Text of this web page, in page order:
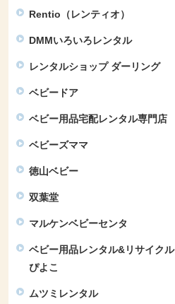
Rentio（レンティオ）
DMMいろいろレンタル
レンタルショップ ダーリング
ベビードア
ベビー用品宅配レンタル専門店
ベビーズママ
徳山ベビー
双葉堂
マルケンベビーセンタ
ベビー用品レンタル&リサイクル
ぴよこ
ムツミレンタル